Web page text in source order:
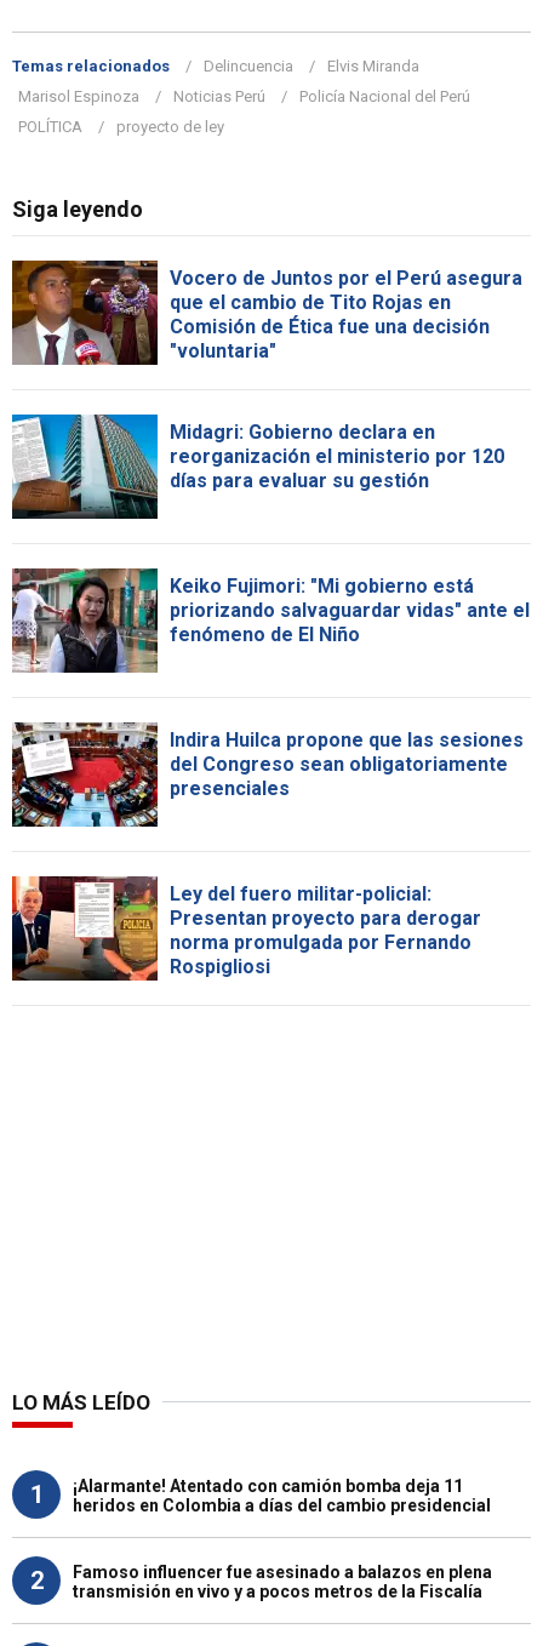
Temas relacionados Delincuencia
Elvis Miranda
Marisol Espinoza
Noticias Perú
Policía Nacional del Perú
POLÍTICA
proyecto de ley
Siga leyendo
Vocero de Juntos por el Perú asegura
que el cambio de Tito Rojas en
Comisión de Ética fue una decisión
"voluntaria"
Midagri: Gobierno declara en
reorganización el ministerio por 120
días para evaluar su gestión
Keiko Fujimori: "Mi gobierno está
priorizando salvaguardar vidas" ante el
fenómeno de El Niño
Indira Huilca propone que las sesiones
del Congreso sean obligatoriamente
presenciales
Ley del fuero militar-policial:
Presentan proyecto para derogar
norma promulgada por Fernando
Rospigliosi
LO MÁS LEÍDO
1
¡Alarmante! Atentado con camión bomba deja 11
heridos en Colombia a días del cambio presidencial
2
Famoso influencer fue asesinado a balazos en plena
transmisión en vivo y a pocos metros de la Fiscalía